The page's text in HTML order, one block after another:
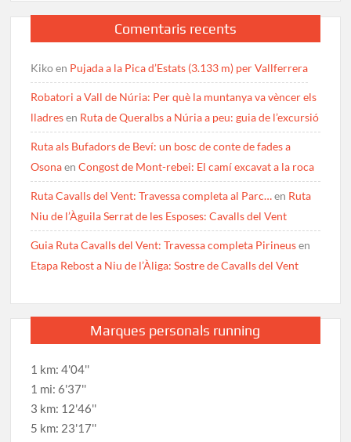
Comentaris recents
Kikoen Pujada a la Pica d’Estats (3.133 m) per Vallferrera
Robatori a Vall de Núria: Per què la muntanya va vèncer els
lladresen Ruta de Queralbs a Núria a peu: guia de l’excursió
Ruta als Bufadors de Beví: un bosc de conte de fades a
OsonaenCongost de Mont-rebei: El camí excavat a la roca
Ruta Cavalls del Vent: Travessa completa al Parc…en Ruta
Niu de l’Àguila Serrat de les Esposes: Cavalls del Vent
Guia Ruta Cavalls del Vent: Travessa completa Pirineusen
Etapa Rebost a Niu de l’Àliga: Sostre de Cavalls del Vent
Marques personals running
1 km: 4'04''
1 mi: 6'37''
3 km: 12'46''
5 km: 23'17''